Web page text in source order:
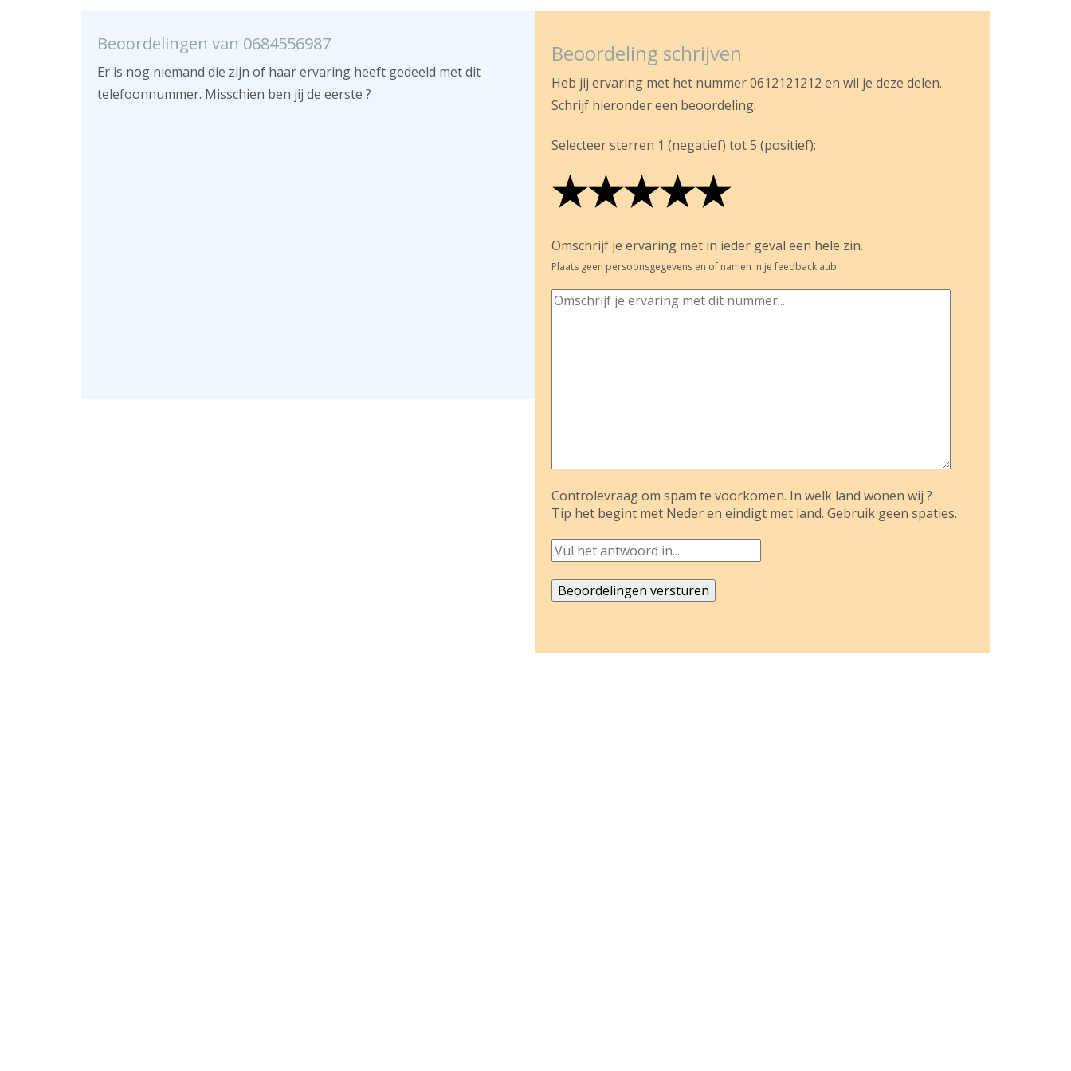
Beoordelingen van 0684556987
Er is nog niemand die zijn of haar ervaring heeft gedeeld met dit
telefoonnummer. Misschien ben jij de eerste ?
Beoordeling schrijven
Heb jij ervaring met het nummer 0612121212 en wil je deze delen.
Schrijf hieronder een beoordeling.
Selecteer sterren 1 (negatief) tot 5 (positief):
★
★★
★★★
★★★★
★★★★★
Omschrijf je ervaring met in ieder geval een hele zin.
Plaats geen persoonsgegevens en of namen in je feedback aub.
Controlevraag om spam te voorkomen. In welk land wonen wij ?
Tip het begint met Neder en eindigt met land. Gebruik geen spaties.